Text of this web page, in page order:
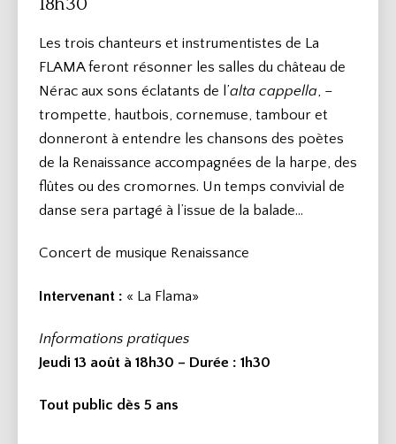
18h30
Les trois chanteurs et instrumentistes de La
FLAMA feront résonner les salles du château de
Nérac aux sons éclatants de l’alta cappella, –
trompette, hautbois, cornemuse, tambour et
donneront à entendre les chansons des poètes
de la Renaissance accompagnées de la harpe, des
flûtes ou des cromornes. Un temps convivial de
danse sera partagé à l’issue de la balade…
Concert de musique Renaissance
Intervenant : « La Flama»
Informations pratiques
Jeudi 13 août à 18h30 – Durée : 1h30
Tout public dès 5 ans